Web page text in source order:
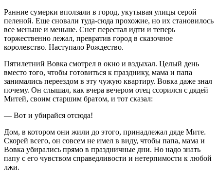
Ранние сумерки вползали в город, укутывая улицы серой
пеленой. Еще сновали туда-сюда прохожие, но их становилось
все меньше и меньше. Снег перестал идти и теперь
торжественно лежал, превратив город в сказочное
королевство. Наступало Рождество.
Пятилетний Вовка смотрел в окно и вздыхал. Целый день
вместо того, чтобы готовиться к празднику, мама и папа
занимались переездом в эту чужую квартиру. Вовка даже знал
почему. Он слышал, как вчера вечером отец ссорился с дядей
Митей, своим старшим братом, и тот сказал:
— Вот и убирайся отсюда!
Дом, в котором они жили до этого, принадлежал дяде Мите.
Скорей всего, он совсем не имел в виду, чтобы папа, мама и
Вовка убирались прямо в праздничные дни. Но надо знать
папу с его чувством справедливости и нетерпимости к любой
лжи.